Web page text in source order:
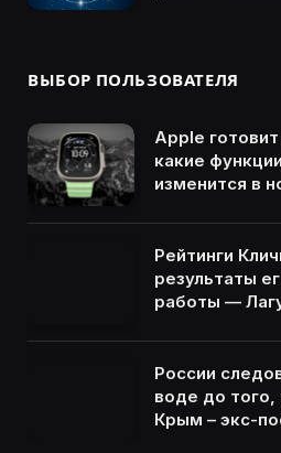
ВЫБОР ПОЛЬЗОВАТЕЛЯ
Apple
какие
изменится в
Рейтинги
результаты
работы —
России
воде до того,
Крым – экс-